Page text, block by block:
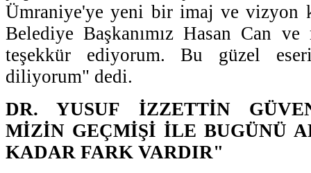
Ümraniye'ye yeni bir imaj ve vizyon
Belediye Başkanımız Hasan Can ve
teşekkür ediyorum. Bu güzel
diliyorum" dedi.
DR. YUSUF İZZETTİN
MİZİN GEÇMİŞİ İLE BUGÜNÜ
KADAR FARK VARDIR"